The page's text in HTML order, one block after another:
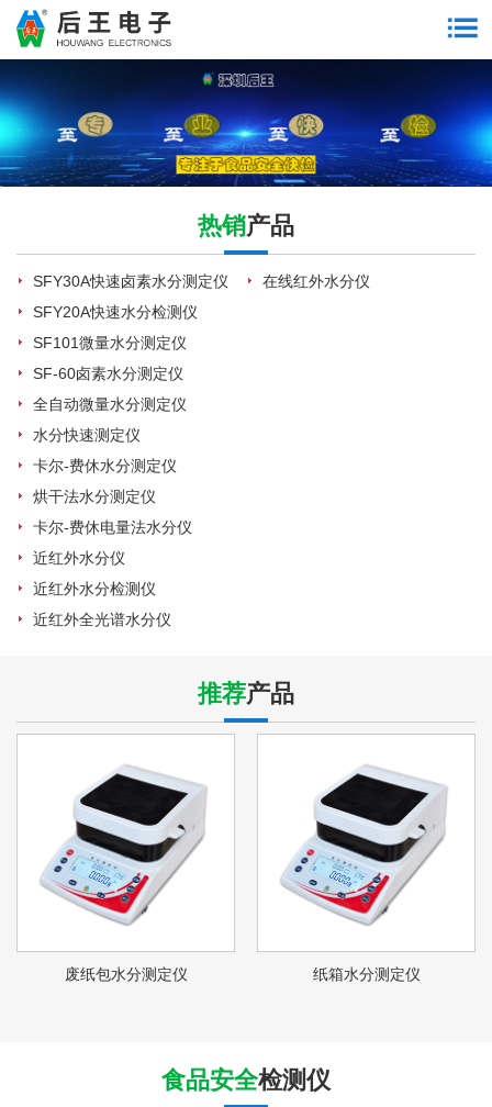
热销产品
SFY30A快速卤素水分测定仪
SFY20A快速水分检测仪
SF101微量水分测定仪
SF-60卤素水分测定仪
全自动微量水分测定仪
水分快速测定仪
卡尔-费休水分测定仪
烘干法水分测定仪
卡尔-费休电量法水分仪
近红外水分仪
近红外水分检测仪
近红外全光谱水分仪
在线红外水分仪
推荐产品
废纸包水分测定仪 纸箱水分测定仪
食品安全检测仪